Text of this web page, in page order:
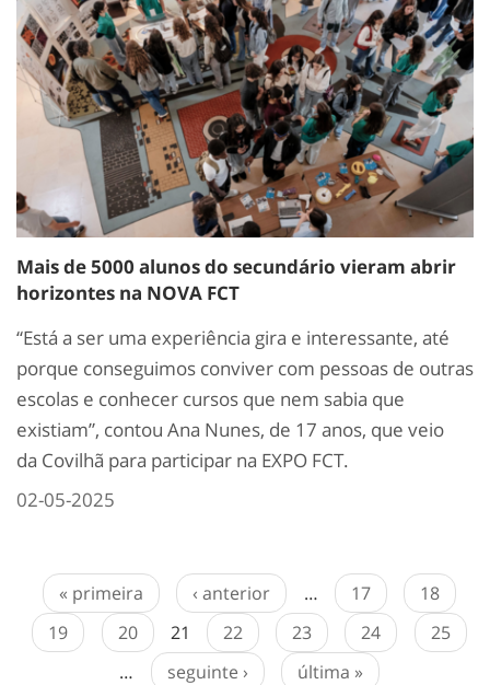
Mais de 5000 alunos do secundário vieram abrir
horizontes na NOVA FCT
“Está a ser uma experiência gira e interessante, até
porque conseguimos conviver com pessoas de outras
escolas e conhecer cursos que nem sabia que
existiam”, contou Ana Nunes, de 17 anos, que veio
da Covilhã para participar na EXPO FCT.
02-05-2025
« primeira ‹ anterior … 17
18
19
20 21 22 23 24
25
…
seguinte › última »